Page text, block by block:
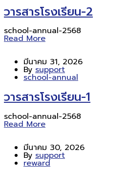
วารสารโรงเรียน-2
school-annual-2568
Read More
มีนาคม 31, 2026
By support
school-annual
วารสารโรงเรียน-1
school-annual-2568
Read More
มีนาคม 30, 2026
By support
reward